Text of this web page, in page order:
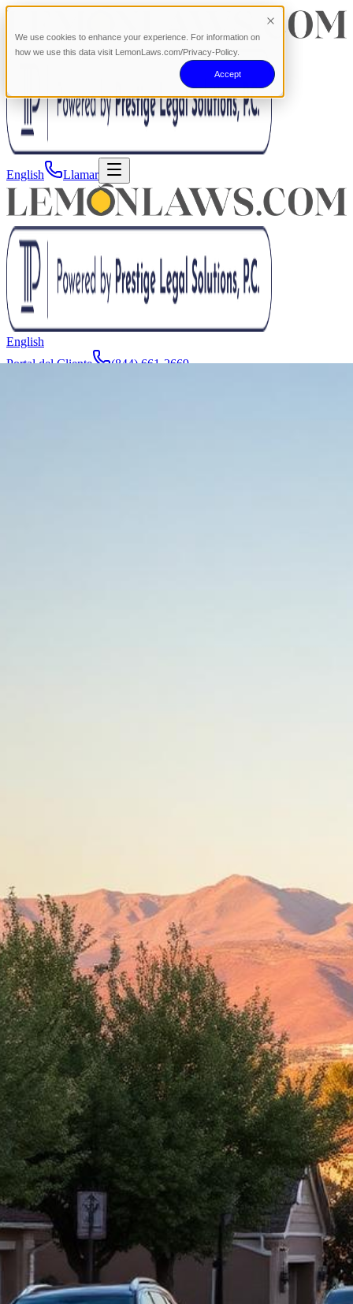
We use cookies to enhance your experience. For information on
how we use this data visit LemonLaws.com/Privacy-Policy.
Accept
English Llamar
English
Portal del Cliente
(844) 661-2669